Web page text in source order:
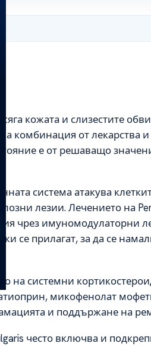
кожата и слизестите
комбинация от лекарства
е от решаващо
система атакува
лезии. Лечението на
чрез имуномодулаторни
се прилагат, за да се
на системни
микофенолат
и поддържане на
често включва и